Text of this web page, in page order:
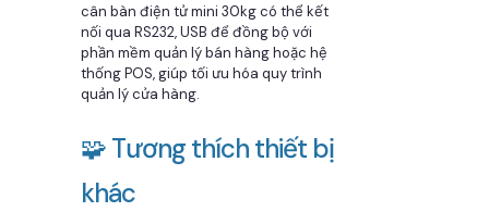
cân bàn điện tử mini 30kg có thể kết
nối qua RS232, USB để đồng bộ với
phần mềm quản lý bán hàng hoặc hệ
thống POS, giúp tối ưu hóa quy trình
quản lý cửa hàng.
🧩 Tương thích thiết bị
khác